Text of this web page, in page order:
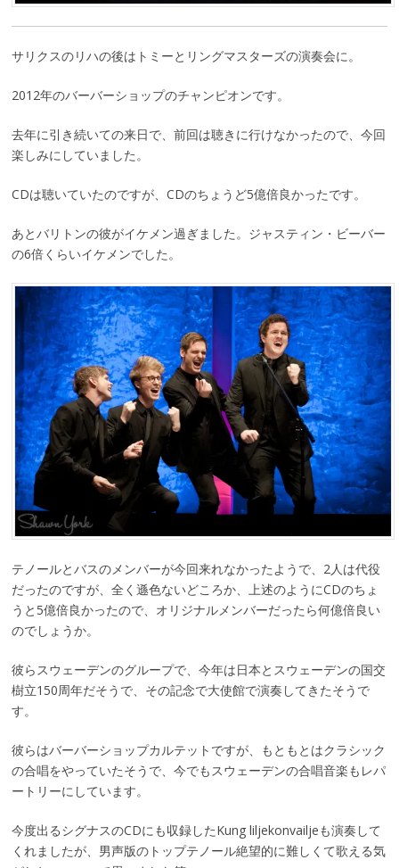
サリクスのリハの後はトミーとリングマスターズの演奏会に。
2012年のバーバーショップのチャンピオンです。
去年に引き続いての来日で、前回は聴きに行けなかったので、今回
楽しみにしていました。
CDは聴いていたのですが、CDのちょうど5億倍良かったです。
あとバリトンの彼がイケメン過ぎました。ジャスティン・ビーバー
の6倍くらいイケメンでした。
テノールとバスのメンバーが今回来れなかったようで、2人は代役
だったのですが、全く遜色ないどころか、上述のようにCDのちょ
うと5億倍良かったので、オリジナルメンバーだったら何億倍良い
のでしょうか。
彼らスウェーデンのグループで、今年は日本とスウェーデンの国交
樹立150周年だそうで、その記念で大使館で演奏してきたそうで
す。
彼らはバーバーショップカルテットですが、もともとはクラシック
の合唱をやっていたそうで、今でもスウェーデンの合唱音楽もレパ
ートリーにしています。
今度出るシグナスのCDにも収録したKung liljekonvailjeも演奏して
くれましたが、男声版のトップテノール絶望的に難しくて歌える気